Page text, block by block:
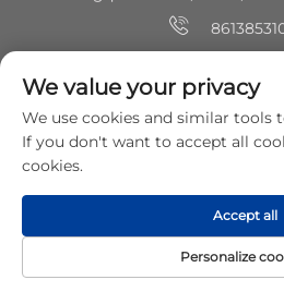
[email
Technology Co., Ltd. Hak-hak semua
We value your privacy
We use cookies and similar tools
If you don't want to accept all
cookies.
Personalize
Accept all